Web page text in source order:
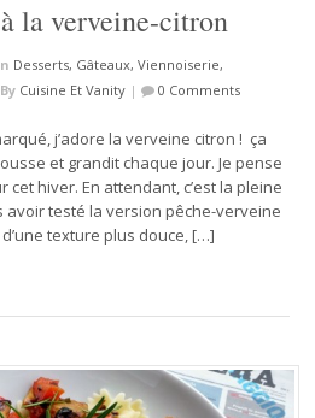
la verveine-citron
Desserts, Gâteaux, Viennoiserie,
By Cuisine Et Vanity | 0 Comments
j’adore la verveine citron ! ça
et grandit chaque jour. Je pense
hiver. En attendant, c’est la pleine
avoir testé la version pêche-verveine
texture plus douce, […]